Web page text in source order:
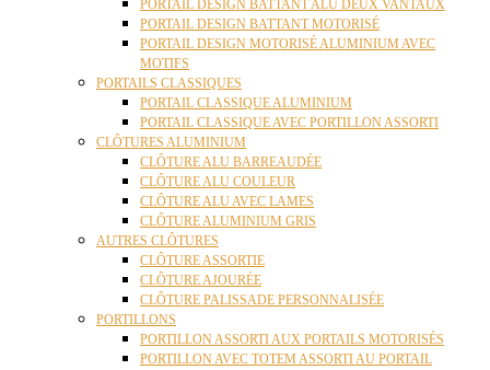
PORTAIL DESIGN BATTANT ALU DEUX VANTAUX
PORTAIL DESIGN BATTANT MOTORISÉ
PORTAIL DESIGN MOTORISÉ ALUMINIUM AVEC
MOTIFS
PORTAILS CLASSIQUES
PORTAIL CLASSIQUE ALUMINIUM
PORTAIL CLASSIQUE AVEC PORTILLON ASSORTI
CLÔTURES ALUMINIUM
CLÔTURE ALU BARREAUDÉE
CLÔTURE ALU COULEUR
CLÔTURE ALU AVEC LAMES
CLÔTURE ALUMINIUM GRIS
AUTRES CLÔTURES
CLÔTURE ASSORTIE
CLÔTURE AJOURÉE
CLÔTURE PALISSADE PERSONNALISÉE
PORTILLONS
PORTILLON ASSORTI AUX PORTAILS MOTORISÉS
PORTILLON AVEC TOTEM ASSORTI AU PORTAIL